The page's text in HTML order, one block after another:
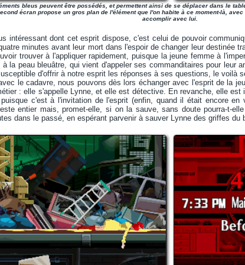
bleus peuvent être possédés, et permettent ainsi de se déplacer dans le
écran propose un gros plan de l'élément que l'on habite à ce moment-là,
accomplir avec lui.
intéressant dont cet esprit dispose, c'est celui de pouvoir
minutes avant leur mort dans l'espoir de changer leur destinée
trouver à l'appliquer rapidement, puisque la jeune femme à
la peau bleuâtre, qui vient d'appeler ses commanditaires pour leur
d'offrir à notre esprit les réponses à ses questions, le voilà
le cadavre, nous pouvons dès lors échanger avec l'esprit de la
: elle s'appelle Lynne, et elle est détective. En revanche, elle est
c'est à l'invitation de l'esprit (enfin, quand il était encore
entier mais, promet-elle, si on la sauve, sans doute pourra-t-
dans le passé, en espérant parvenir à sauver Lynne des griffes du